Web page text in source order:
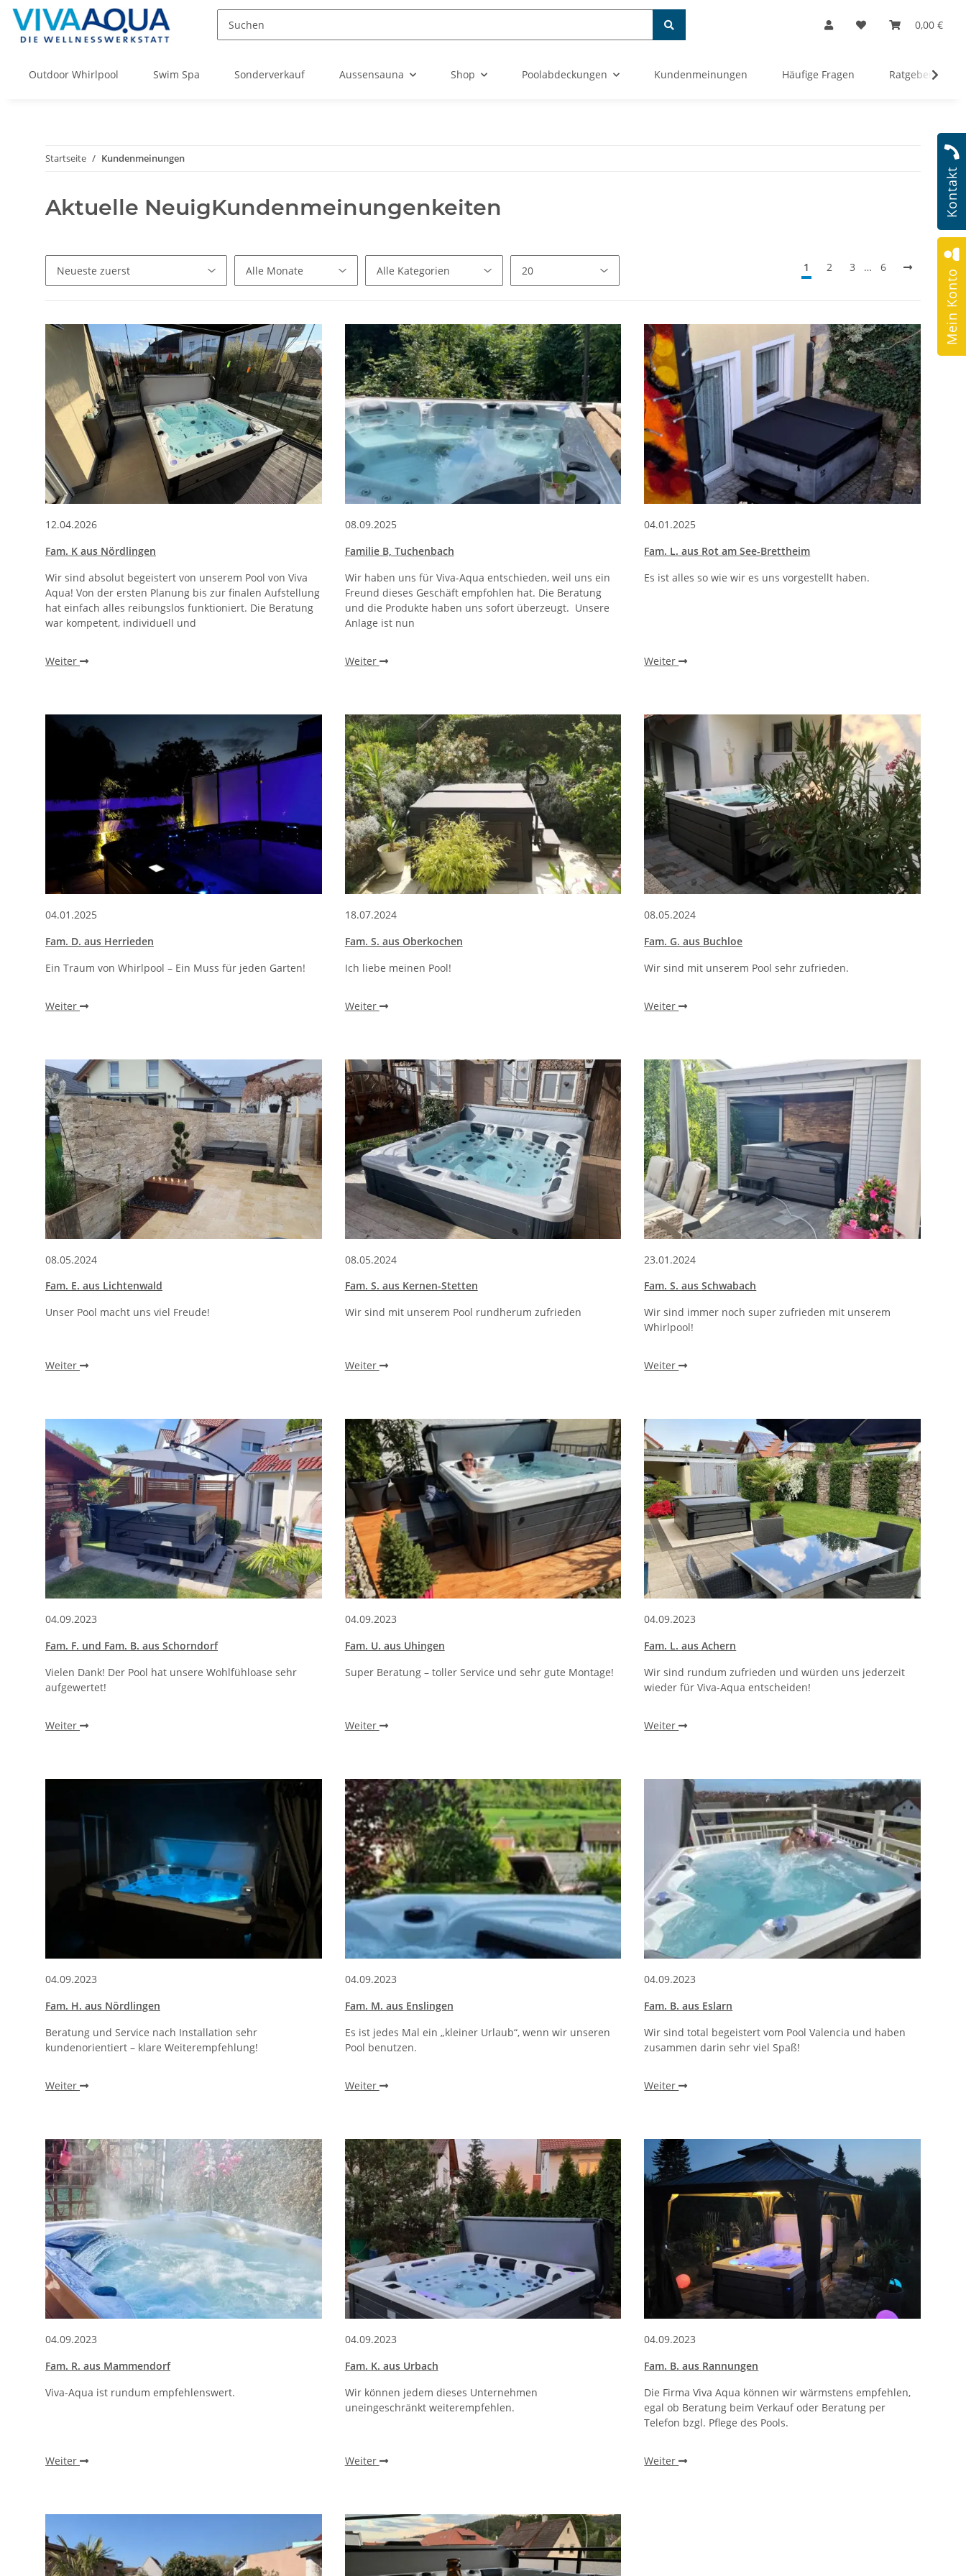
0,00 €
Outdoor Whirlpool Swim Spa Sonderverkauf Aussensauna Shop Poolabdeckungen Kundenmeinungen Häufige Fragen Ratgeber
Kontakt
Mein Konto
Startseite Kundenmeinungen
Aktuelle NeuigKundenmeinungenkeiten
1 2 3 … 6
12.04.2026
Fam. K aus Nördlingen
Wir sind absolut begeistert von unserem Pool von Viva
Aqua! Von der ersten Planung bis zur finalen Aufstellung
hat einfach alles reibungslos funktioniert. Die Beratung
war kompetent, individuell und
Weiter
08.09.2025
Familie B, Tuchenbach
Wir haben uns für Viva-Aqua entschieden, weil uns ein
Freund dieses Geschäft empfohlen hat. Die Beratung
und die Produkte haben uns sofort überzeugt. Unsere
Anlage ist nun
Weiter
04.01.2025
Fam. L. aus Rot am See-Brettheim
Es ist alles so wie wir es uns vorgestellt haben.
Weiter
04.01.2025
Fam. D. aus Herrieden
Ein Traum von Whirlpool – Ein Muss für jeden Garten!
Weiter
18.07.2024
Fam. S. aus Oberkochen
Ich liebe meinen Pool!
Weiter
08.05.2024
Fam. G. aus Buchloe
Wir sind mit unserem Pool sehr zufrieden.
Weiter
08.05.2024
Fam. E. aus Lichtenwald
Unser Pool macht uns viel Freude!
Weiter
08.05.2024
Fam. S. aus Kernen-Stetten
Wir sind mit unserem Pool rundherum zufrieden
Weiter
23.01.2024
Fam. S. aus Schwabach
Wir sind immer noch super zufrieden mit unserem
Whirlpool!
Weiter
04.09.2023
Fam. F. und Fam. B. aus Schorndorf
Vielen Dank! Der Pool hat unsere Wohlfühloase sehr
aufgewertet!
Weiter
04.09.2023
Fam. U. aus Uhingen
Super Beratung – toller Service und sehr gute Montage!
Weiter
04.09.2023
Fam. L. aus Achern
Wir sind rundum zufrieden und würden uns jederzeit
wieder für Viva-Aqua entscheiden!
Weiter
04.09.2023
Fam. H. aus Nördlingen
Beratung und Service nach Installation sehr
kundenorientiert – klare Weiterempfehlung!
Weiter
04.09.2023
Fam. M. aus Enslingen
Es ist jedes Mal ein „kleiner Urlaub“, wenn wir unseren
Pool benutzen.
Weiter
04.09.2023
Fam. B. aus Eslarn
Wir sind total begeistert vom Pool Valencia und haben
zusammen darin sehr viel Spaß!
Weiter
04.09.2023
Fam. R. aus Mammendorf
Viva-Aqua ist rundum empfehlenswert.
Weiter
04.09.2023
Fam. K. aus Urbach
Wir können jedem dieses Unternehmen
uneingeschränkt weiterempfehlen.
Weiter
04.09.2023
Fam. B. aus Rannungen
Die Firma Viva Aqua können wir wärmstens empfehlen,
egal ob Beratung beim Verkauf oder Beratung per
Telefon bzgl. Pflege des Pools.
Weiter